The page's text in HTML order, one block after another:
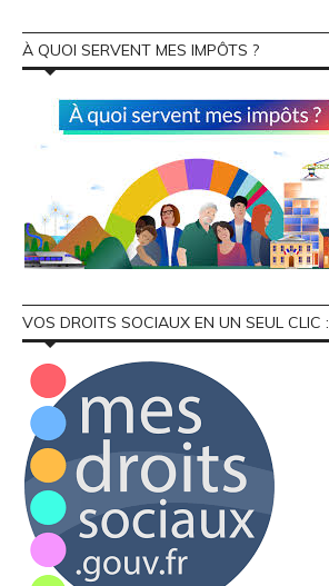
À QUOI SERVENT MES IMPÔTS ?
VOS DROITS SOCIAUX EN UN SEUL CLIC :